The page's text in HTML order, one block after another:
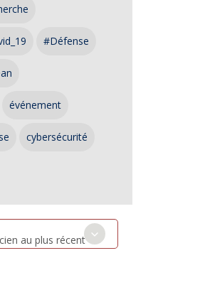
#Défense
événement
cybersécurité
au plus récent